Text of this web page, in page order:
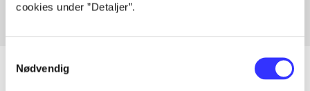
cookies under ”Detaljer”.
Nødvendig